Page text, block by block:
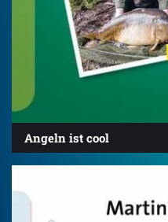
Angeln ist cool